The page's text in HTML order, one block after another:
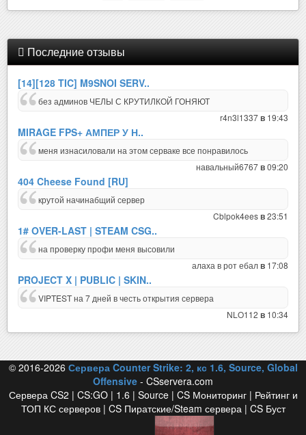
Последние отзывы
[14][128 TIC] M9SNOI SERV..
без админов ЧЕЛЫ С КРУТИЛКОЙ ГОНЯЮТ
r4n3l1337в 19:43
MIRAGE FPS+ АМПЕР У Н..
меня изнасиловали на этом серваке все понравилось
навальный6767в09:20
404 Cheese Found [RU]
крутой начинабщий сервер
Cblpok4eesв23:51
1# OVER-LAST | STEAM CSG..
на проверку профи меня высовили
алаха в рот ебалв 17:08
PROJECT X | PUBLIC | SKIN..
VIPTEST на 7 дней в честь открытия сервера
NLO112 в 10:34
© 2016-2026 Сервера Counter Strike: 2, кс 1.6, Source, Global
Offensive - CSservera.com
Сервера CS2 | CS:GO | 1.6 | Source | CS Мониторинг | Рейтинг и
ТОП КС серверов | CS Пиратские/Steam сервера | CS Буст